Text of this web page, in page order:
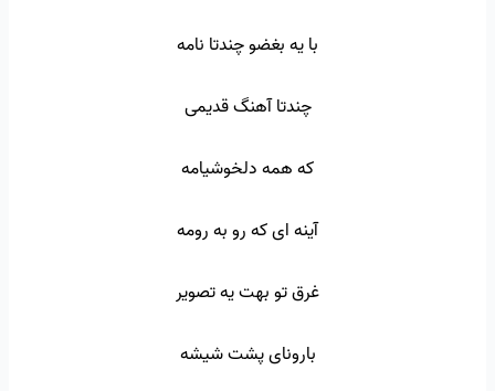
با یه بغضو چندتا نامه
چندتا آهنگ قدیمی
که همه دلخوشیامه
آینه ای که رو به رومه
غرق تو بهت یه تصویر
بارونای پشت شیشه